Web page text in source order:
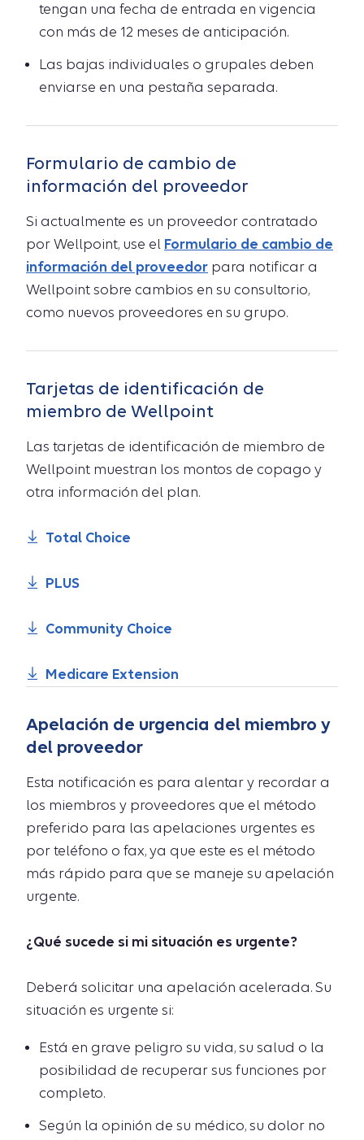
tengan una fecha de entrada en vigencia
con más de 12 meses de anticipación.
Las bajas individuales o grupales deben
enviarse en una pestaña separada.
Formulario de cambio de
información del proveedor
Si actualmente es un proveedor contratado
por Wellpoint, use el Formulario de cambio de
información del proveedor para notificar a
Wellpoint sobre cambios en su consultorio,
como nuevos proveedores en su grupo.
Tarjetas de identificación de
miembro de Wellpoint
Las tarjetas de identificación de miembro de
Wellpoint muestran los montos de copago y
otra información del plan.
Total Choice
PLUS
Community Choice
Medicare Extension
Apelación de urgencia del miembro y
del proveedor
Esta notificación es para alentar y recordar a
los miembros y proveedores que el método
preferido para las apelaciones urgentes es
por teléfono o fax, ya que este es el método
más rápido para que se maneje su apelación
urgente.
¿Qué sucede si mi situación es urgente?
Deberá solicitar una apelación acelerada. Su
situación es urgente si:
Está en grave peligro su vida, su salud o la
posibilidad de recuperar sus funciones por
completo.
Según la opinión de su médico, su dolor no